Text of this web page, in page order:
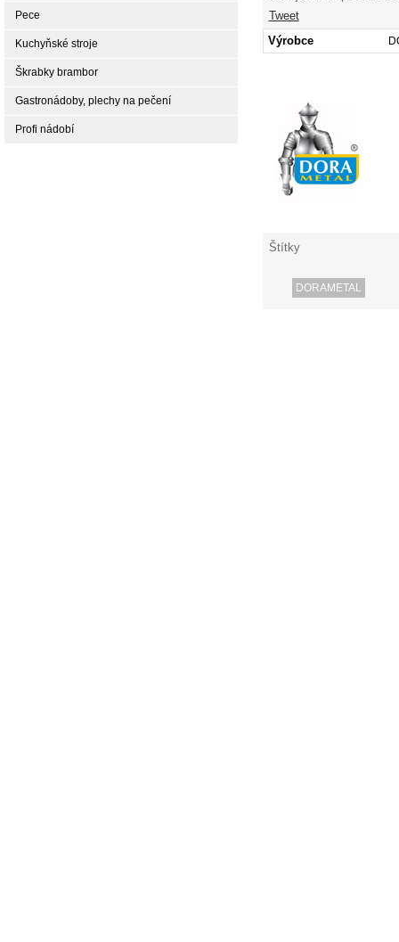
Tweet
Výrobce
Štítky
DORAMETAL
Pece
Kuchyňské stroje
Škrabky brambor
Gastronádoby, plechy na pečení
Profi nádobí